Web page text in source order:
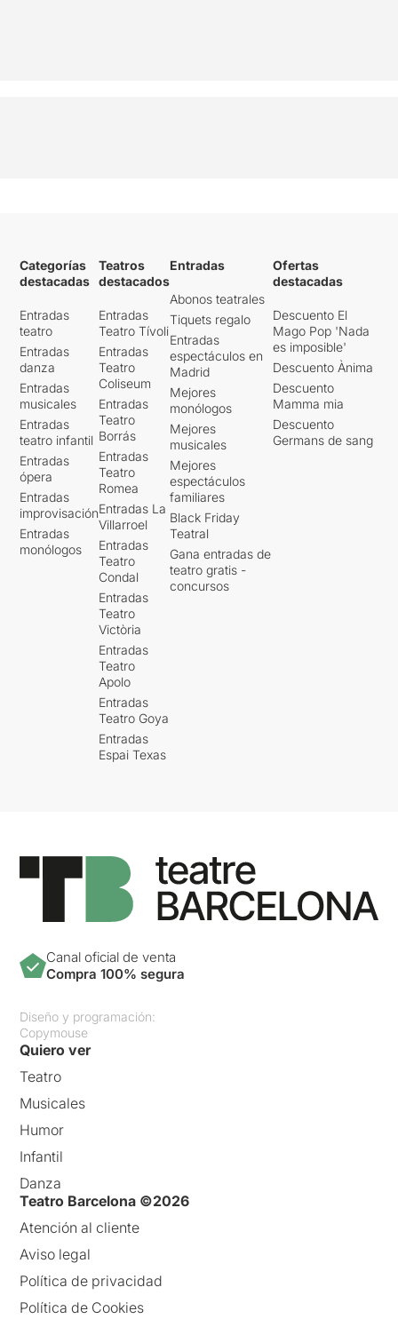
Categorías
destacadas
Entradas
teatro
Entradas
danza
Entradas
musicales
Entradas
teatro infantil
Entradas
ópera
Entradas
improvisación
Entradas
monólogos
Teatros
destacados
Entradas
Teatro Tívoli
Entradas
Teatro
Coliseum
Entradas
Teatro
Borrás
Entradas
Teatro
Romea
Entradas La
Villarroel
Entradas
Teatro
Condal
Entradas
Teatro
Victòria
Entradas
Teatro
Apolo
Entradas
Teatro Goya
Entradas
Espai Texas
Entradas
Abonos teatrales
Tiquets regalo
Entradas
espectáculos en
Madrid
Mejores
monólogos
Mejores
musicales
Mejores
espectáculos
familiares
Black Friday
Teatral
Gana entradas de
teatro gratis -
concursos
Ofertas
destacadas
Descuento El
Mago Pop 'Nada
es imposible'
Descuento Ànima
Descuento
Mamma mia
Descuento
Germans de sang
Canal oficial de venta
Compra 100% segura
Diseño y programación:
Copymouse
Quiero ver
Teatro
Musicales
Humor
Infantil
Danza
Teatro Barcelona ©2026
Atención al cliente
Aviso legal
Política de privacidad
Política de Cookies